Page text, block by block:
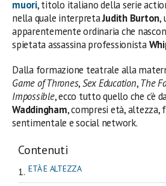
muori, titolo italiano della serie
nella quale interpretaJudith Burton,
apparentemente ordinaria che
spietata assassina professionista
Dalla formazione teatrale alla
Game of Thrones,Sex Education, The
Impossible, ecco tutto quello che c’è
Waddingham, compresi età, altezza,
sentimentale e social network.
Contenuti
ETÀ E ALTEZZA